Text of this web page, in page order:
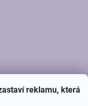
reklamu, která